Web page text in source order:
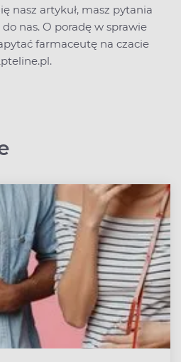
nasz artykuł, masz pytania
do nas. O poradę w sprawie
farmaceutę na czacie